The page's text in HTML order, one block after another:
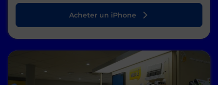
Acheter un iPhone